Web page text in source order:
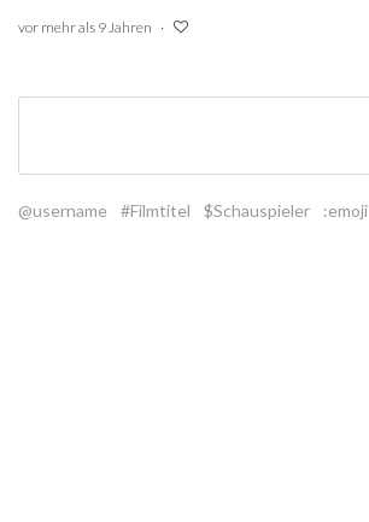
vor mehr als 9 Jahren
@username #Filmtitel $Schauspieler :emoji